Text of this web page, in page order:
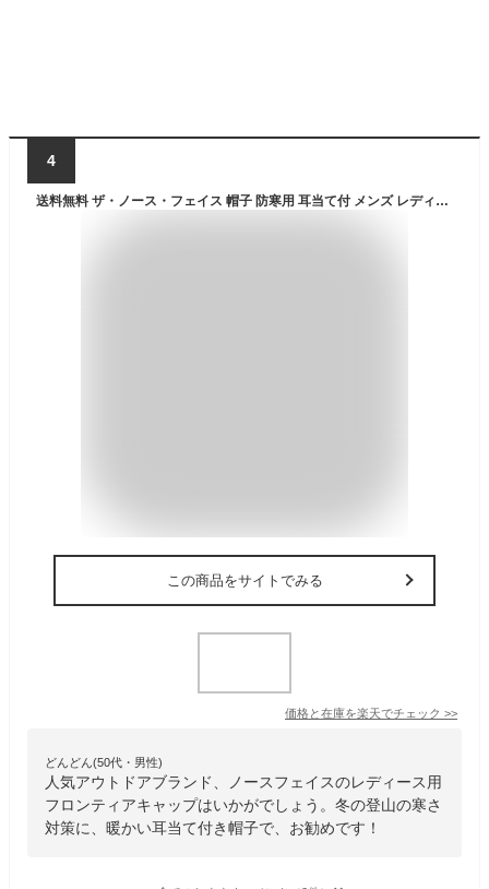
4
送料無料 ザ・ノース・フェイス 帽子 防寒用 耳当て付 メンズ レディース THE NORTH FACE フロンティアキャップ 寒冷地用 ユニセックス 保温 防水 UVカット パイロットキャップ アウトドア 登山 キャンプ ぼうし ブランド 秋冬 フライトキャップ アパレル/NN42241
この商品をサイトでみる
価格と在庫を楽天でチェック >>
どんどん(50代・男性)
人気アウトドアブランド、ノースフェイスのレディース用
フロンティアキャップはいかがでしょう。冬の登山の寒さ
対策に、暖かい耳当て付き帽子で、お勧めです！